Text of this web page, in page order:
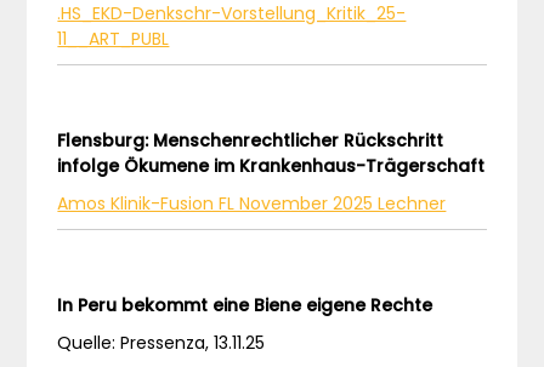
.HS_EKD-Denkschr-Vorstellung_Kritik_25-
11__ART_PUBL
Flensburg: Menschenrechtlicher Rückschritt
infolge Ökumene im Krankenhaus-Trägerschaft
Amos Klinik-Fusion FL November 2025 Lechner
In Peru bekommt eine Biene eigene Rechte
Quelle: Pressenza, 13.11.25